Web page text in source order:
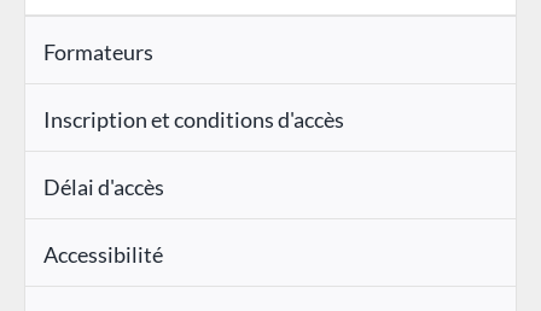
Formateurs
Inscription et conditions d'accès
Délai d'accès
Accessibilité